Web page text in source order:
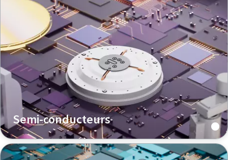
Semi-conducteurs